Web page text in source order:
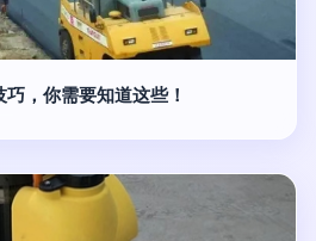
，你需要知道这些！